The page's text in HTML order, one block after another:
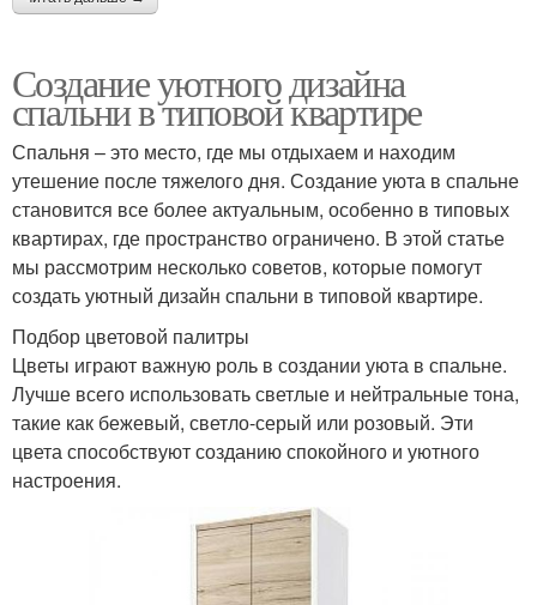
Создание уютного дизайна
спальни в типовой квартире
Спальня – это место, где мы отдыхаем и находим
утешение после тяжелого дня. Создание уюта в спальне
становится все более актуальным, особенно в типовых
квартирах, где пространство ограничено. В этой статье
мы рассмотрим несколько советов, которые помогут
создать уютный дизайн спальни в типовой квартире.
Подбор цветовой палитры
Цветы играют важную роль в создании уюта в спальне.
Лучше всего использовать светлые и нейтральные тона,
такие как бежевый, светло-серый или розовый. Эти
цвета способствуют созданию спокойного и уютного
настроения.